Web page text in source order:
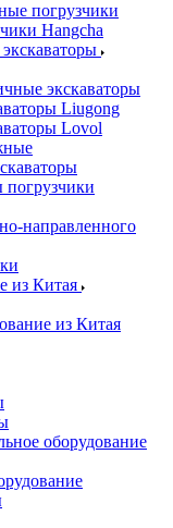
погрузчики
Hangcha
экскаваторы
Liugong
Lovol
погрузчики
направленного
из Китая
из Китая
оборудование